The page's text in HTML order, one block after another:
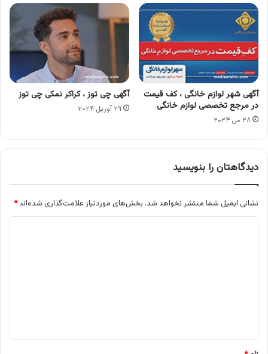
آگهی شهر لوازم خانگی ، کف قیمت
در مرجع تخصصی لوازم خانگی
۲۸ می ۲۰۲۴
آگهی چی توز ، کراکر نمکی چی توز
۲۹ آوریل ۲۰۲۴
دیدگاهتان را بنویسید
نشانی ایمیل شما منتشر نخواهد شد. بخش‌های موردنیاز علامت‌گذاری شده‌اند*